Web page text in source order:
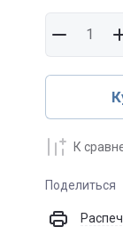
К
Поделиться